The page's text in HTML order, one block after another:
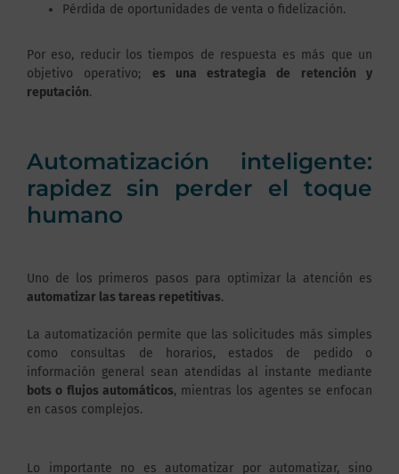
Pérdida de oportunidades de venta o fidelización.
Por eso, reducir los tiempos de respuesta es más que un
objetivo operativo; es una estrategia de retención y
reputación.
Automatización inteligente:
rapidez sin perder el toque
humano
Uno de los primeros pasos para optimizar la atención es
automatizar las tareas repetitivas.
La automatización permite que las solicitudes más simples
como consultas de horarios, estados de pedido o
información general sean atendidas al instante mediante
bots o flujos automáticos, mientras los agentes se enfocan
en casos complejos.
Lo importante no es automatizar por automatizar, sino